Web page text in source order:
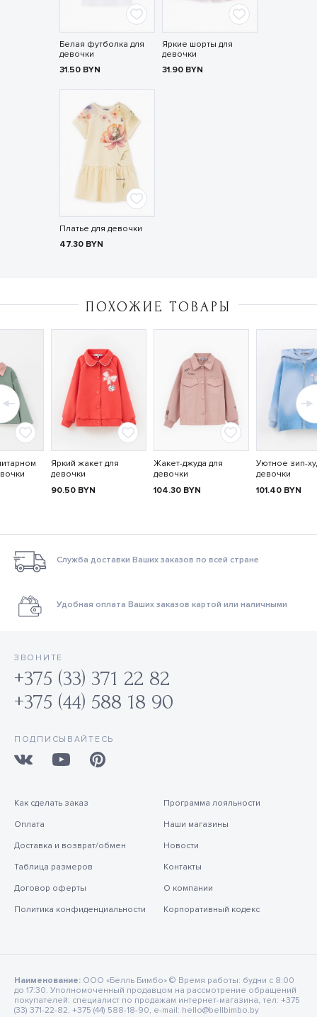
Белая футболка для
девочки
31.50 BYN
Яркие шорты для
девочки
31.90 BYN
Платье для девочки
47.30 BYN
ПОХОЖИЕ ТОВАРЫ
Яркий жакет для
девочки
90.50 BYN
Жакет-джуда для
девочки
104.30 BYN
Уютное зип-
девочки
101.40 BYN
Служба доставки Ваших заказов по всей стране
Удобная оплата Ваших заказов картой или наличными
ЗВОНИТЕ
+375 (33) 371 22 82
+375 (44) 588 18 90
ПОДПИСЫВАЙТЕСЬ
Как сделать заказ
Оплата
Доставка и возврат/обмен
Таблица размеров
Договор оферты
Политика конфиденциальности
Программа лояльности
Наши магазины
Новости
Контакты
О компании
Корпоративный кодекс
Наименование: ООО «Белль Бимбо» © Время работы: будни с 8:00
до 17:30. Уполномоченный продавцом на рассмотрение обращений
покупателей: специалист по продажам интернет-магазина, тел: +375
(33) 371-22-82, +375 (44) 588-18-90, e-mail: hello@bellbimbo.by